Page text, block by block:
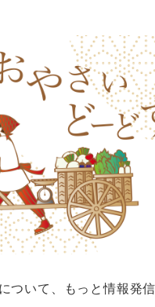
ついて、もっと情報発